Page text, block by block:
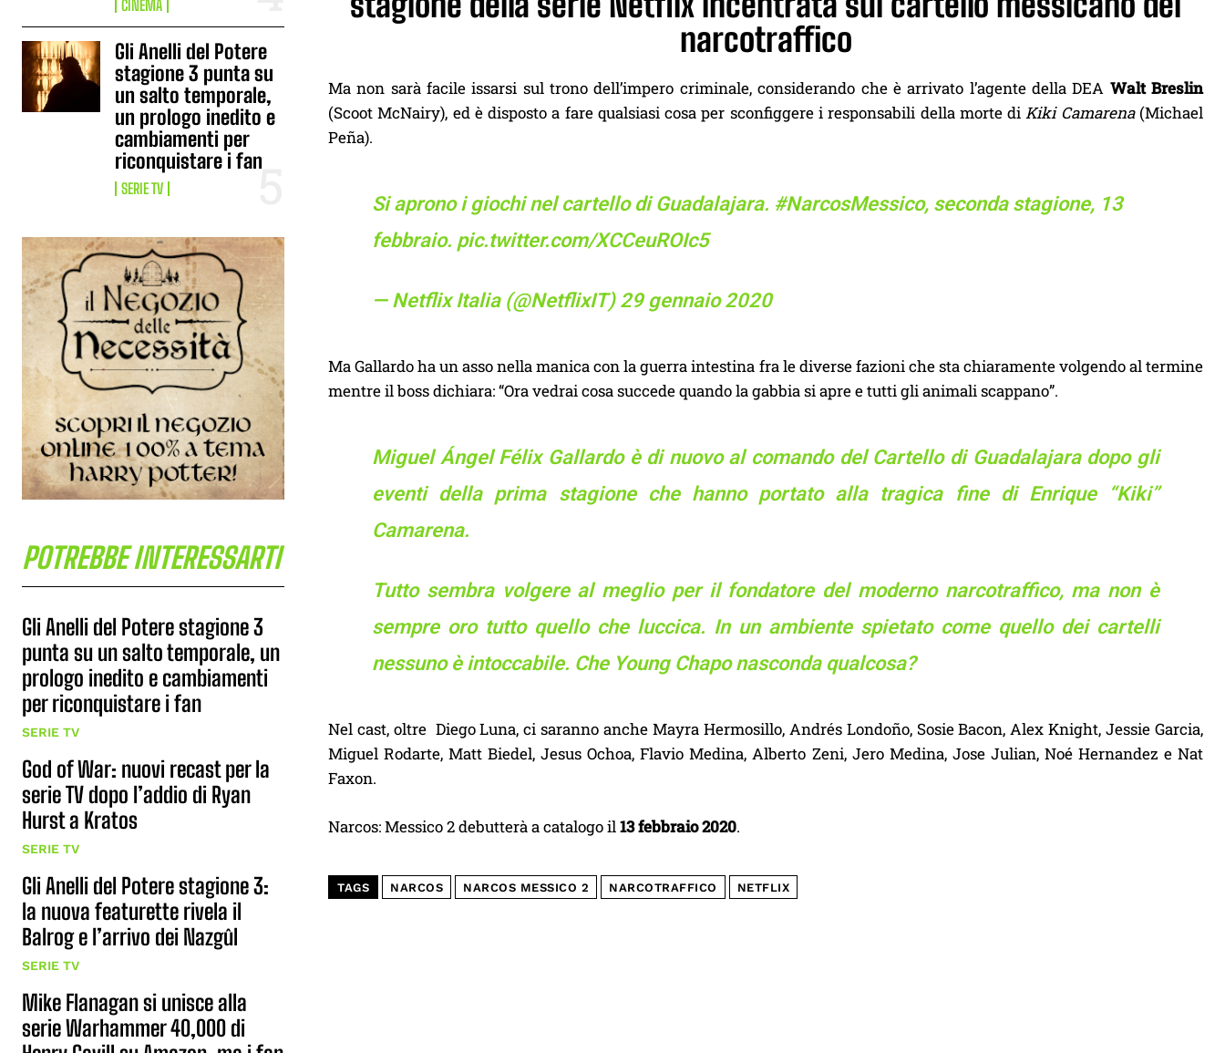
CINEMA
Gli Anelli del Potere
stagione 3 punta su
un salto temporale,
un prologo inedito e
cambiamenti per
riconquistare i fan
SERIE TV
POTREBBE INTERESSARTI
Gli Anelli del Potere stagione 3
punta su un salto temporale, un
prologo inedito e cambiamenti
per riconquistare i fan
SERIE TV
God of War: nuovi recast per la
serie TV dopo l’addio di Ryan
Hurst a Kratos
SERIE TV
Gli Anelli del Potere stagione 3:
la nuova featurette rivela il
Balrog e l’arrivo dei Nazgûl
SERIE TV
Mike Flanagan si unisce alla
serie Warhammer 40,000 di
narcotraffico
Ma non sarà facile issarsi sul trono dell’impero criminale, considerando che è arrivato l’agente della DEA Walt Breslin
(Scoot McNairy), ed è disposto a fare qualsiasi cosa per sconfiggere i responsabili della morte diKiki Camarena(Michael
Peña).
Si aprono i giochi nel cartello di Guadalajara. #NarcosMessico, seconda stagione, 13
febbraio. pic.twitter.com/XCCeuROIc5
— Netflix Italia (@NetflixIT) 29 gennaio 2020
Ma Gallardo ha un asso nella manica con la guerra intestina fra le diverse fazioni che sta chiaramente volgendo al termine
mentre il boss dichiara: “Ora vedrai cosa succede quando la gabbia si apre e tutti gli animali scappano”.
Miguel Ángel Félix Gallardo è di nuovo al comando del Cartello di Guadalajara dopo gli
eventi della prima stagione che hanno portato alla tragica fine di Enrique “Kiki”
Camarena.
Tutto sembra volgere al meglio per il fondatore del moderno narcotraffico, ma non è
sempre oro tutto quello che luccica. In un ambiente spietato come quello dei cartelli
nessuno è intoccabile. Che Young Chapo nasconda qualcosa?
Nel cast, oltre Diego Luna, ci saranno anche Mayra Hermosillo, Andrés Londoño, Sosie Bacon, Alex Knight, Jessie Garcia,
Miguel Rodarte, Matt Biedel, Jesus Ochoa, Flavio Medina, Alberto Zeni, Jero Medina, Jose Julian, Noé Hernandez e Nat
Faxon.
Narcos: Messico 2 debutterà a catalogo il13 febbraio 2020.
TAGS NARCOS NARCOS MESSICO 2 NARCOTRAFFICO NETFLIX